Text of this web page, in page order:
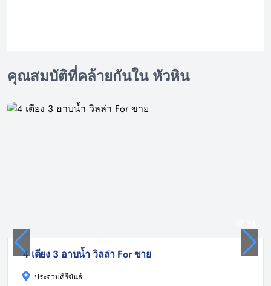
คุณสมบัติที่คล้ายกันใน หัวหิน
4 เตียง 3 อาบน้ำ วิลล่า For ขาย
ประจวบคีรีขันธ์